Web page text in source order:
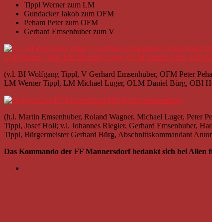
Tippl Werner zum LM
Gundacker Jakob zum OFM
Peham Peter zum OFM
Gerhard Emsenhuber zum V
(v.l. BI Wolfgang Tippl, V Gerhard Emsenhuber, OFM Peter
LM Werner Tippl, LM Michael Luger, OLM Daniel Bürg, OBI
(h.l. Martin Emsenhuber, Roland Wagner, Michael Luger, Peter
Tippl, Josef Holl; v.l. Johannes Riegler, Gerhard Emsenhuber,
Tippl, Bürgermeister Gerhard Bürg, Abschnittskommandant
Das Kommando der FF Mannersdorf bedankt sich bei Allen